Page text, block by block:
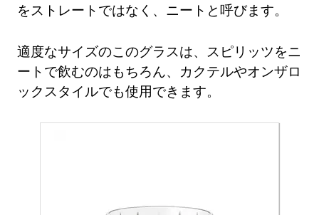
をストレートではなく、ニートと呼びます。
適度なサイズのこのグラスは、スピリッツをニ
ートで飲むのはもちろん、カクテルやオンザロ
ックスタイルでも使用できます。